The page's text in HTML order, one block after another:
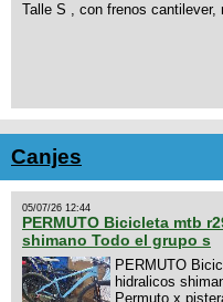
Talle S , con frenos cantilever,
Canjes
05/07/26 12:44
PERMUTO Bicicleta mtb
shimano Todo el grupo s
PERMUTO
hidralicos
Permuto x